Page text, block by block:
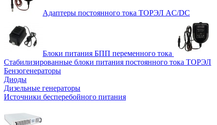
Адаптеры постоянного тока ТОРЭЛ AC/DC
Блоки питания БПП переменного тока
Стабилизированные блоки питания постоянного тока ТОРЭЛ
Бензогенераторы
Диоды
Дизельные генераторы
Источники бесперебойного питания